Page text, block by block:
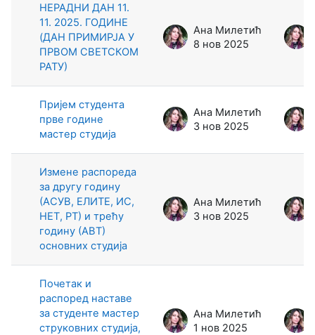
НЕРАДНИ ДАН 11.
11. 2025. ГОДИНЕ
(ДАН ПРИМИРЈА У
ПРВОМ СВЕТСКОМ
РАТУ)
Ана Милетић
8 нов 2025
Пријем студента
прве године
мастер студија
Ана Милетић
3 нов 2025
Измене распореда
за другу годину
(АСУВ, ЕЛИТЕ, ИС,
НЕТ, РТ) и трећу
годину (АВТ)
основних студија
Ана Милетић
3 нов 2025
Почетак и
распоред наставе
за студенте мастер
струковних студија,
Ана Милетић
1 нов 2025